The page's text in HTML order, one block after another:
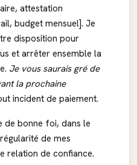
attestation
budget mensuel]. Je
disposition pour
et arrêter ensemble la
Je vous saurais gré de
la prochaine
incident de paiement.
de bonne foi, dans le
de mes
relation de confiance.